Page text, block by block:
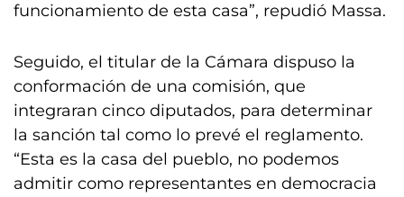
funcionamiento de esta casa”, repudió Massa.
Seguido, el titular de la Cámara dispuso la
conformación de una comisión, que
integraran cinco diputados, para determinar
la sanción tal como lo prevé el reglamento.
“Esta es la casa del pueblo, no podemos
admitir como representantes en democracia